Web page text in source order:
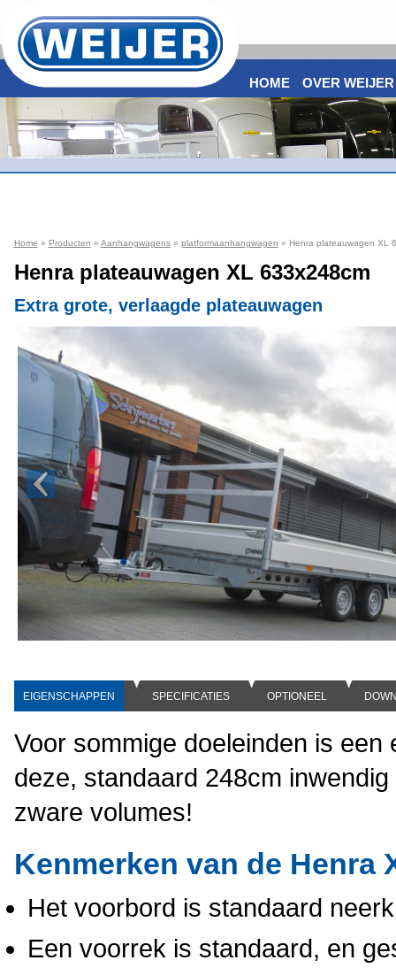
Home » Producten » Aanhangwagens» platformaanhangwagen » Henra plateauwagen XL
Henra plateauwagen XL 633x248cm
Extra grote, verlaagde plateauwagen
EIGENSCHAPPEN SPECIFICATIES OPTIONEEL
Voor sommige doeleinden is
deze, standaard 248cm
zware volumes!
Kenmerken van de Henra
Het voorbord is standaard
Een voorrek is standaard, en
HOME OVER WEIJER